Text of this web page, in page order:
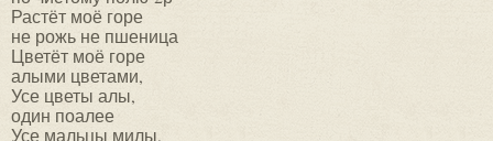
Растёт моё горе
не рожь не пшеница
Цветёт моё горе
алыми цветами,
Усе цветы алы,
один поалее
Усе мальцы милы,